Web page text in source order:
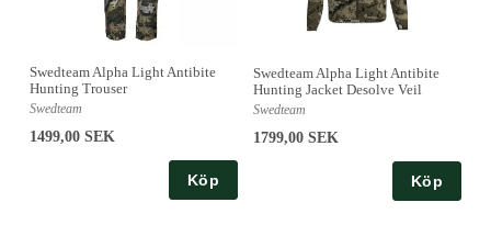
Swedteam Alpha Light Antibite
Hunting Trouser
Swedteam
1499,00 SEK
Köp
Swedteam Alpha Light Antibite
Hunting Jacket Desolve Veil
Swedteam
1799,00 SEK
Köp